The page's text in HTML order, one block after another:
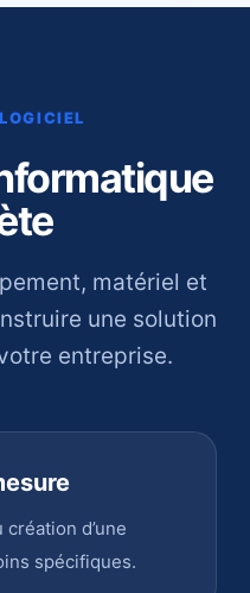
matériel et
une solution
entreprise.
d’une
spécifiques.